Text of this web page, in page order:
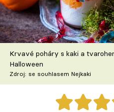
Škola vaření
Recepty z TV
Speciál: Cuketa
Těhotnej kuchař
Sledujte prima+
Krvavé poháry s kaki a
Halloween
Zdroj: se souhlasem Nejkaki